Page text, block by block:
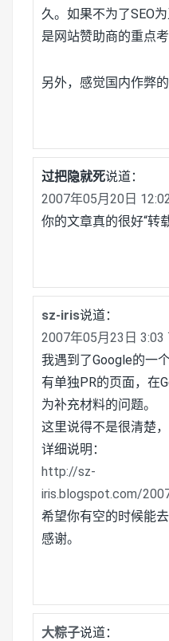
久。如果不为了SEO
是网站赞助商的重点考
另外，感觉国内作弊
过把隐就死说道：
2007年05月20日
你的文章真的很好“转
sz-iris说道：
2007年05月23日 3:03
我遇到了Google的一
有单独PR的页面，在
为补充材料的问题。
这里说得不是很清楚
详细说明：
http://sz-
iris.blogspot.com/
希望你有空的时候能
感谢。
大粽子说道：